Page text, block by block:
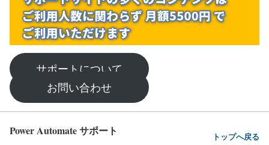
サポートについて
お問い合わせ
Power Automate サポート トップへ戻る